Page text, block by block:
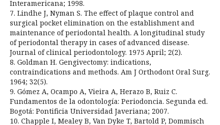
Interamericana; 1998.
7. Lindhe J, Nyman S. The effect of plaque control and
surgical pocket elimination on the establishment and
maintenance of periodontal health. A longitudinal study
of periodontal therapy in cases of advanced disease.
Journal of clinical periodontology. 1975 April; 2(2).
8. Goldman H. Gengivectomy: indications,
contraindications and methods. Am J Orthodont Oral Surg.
1964; 32(5).
9. Gómez A, Ocampo A, Vieira A, Herazo B, Ruiz C.
Fundamentos de la odontología: Periodoncia. Segunda ed.
Bogotá: Pontificia Universidad Javeriana; 2007.
10. Chapple I, Mealey B, Van Dyke T, Bartold P, Dommisch